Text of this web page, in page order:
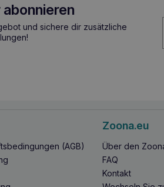
und sichere dir zusätzliche
(AGB)
Zoona.eu
Über den
FAQ
Kontakt